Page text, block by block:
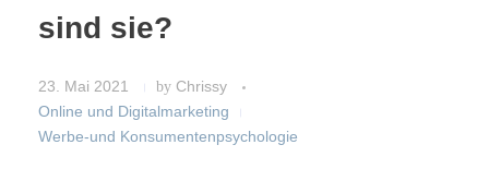
sind sie?
23. Mai 2021 by Chrissy
Online und Digitalmarketing
Werbe-und Konsumentenpsychologie